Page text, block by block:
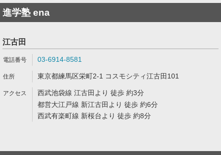
進学塾 ena
江古田
03-6914-8581
東京都練馬区栄町2-1 コスモシティ江古田101
西武池袋線 江古田より 徒歩 約3分
都営大江戸線 新江古田より 徒歩 約6分
西武有楽町線 新桜台より 徒歩 約8分